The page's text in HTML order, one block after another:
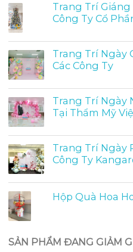
Trang Trí Giáng
Công Ty Cổ
Trang Trí Ngày
Các Công Ty
Trang Trí Ngày
Tại Thẩm Mỹ
Trang Trí Ngày
Công Ty
Hộp Quà Hoa
SẢN PHẨM ĐANG GIẢM